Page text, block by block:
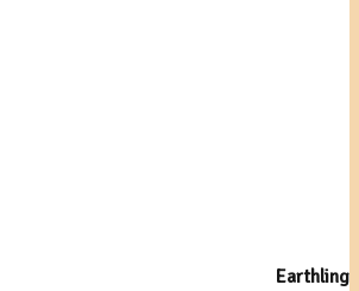
Earthling